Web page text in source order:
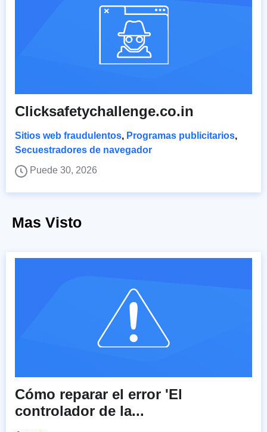
Clicksafetychallenge.co.in
Sitios web fraudulentos, Programas publicitarios,
Secuestradores de navegador
Puede 30, 2026
Mas Visto
Cómo reparar el error 'El
controlador de la...